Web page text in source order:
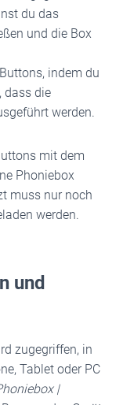
du das
und die Box
indem du
dass die
werden.
mit dem
Phoniebox
muss nur noch
werden.
und
zugegriffen, in
Tablet oder PC
|